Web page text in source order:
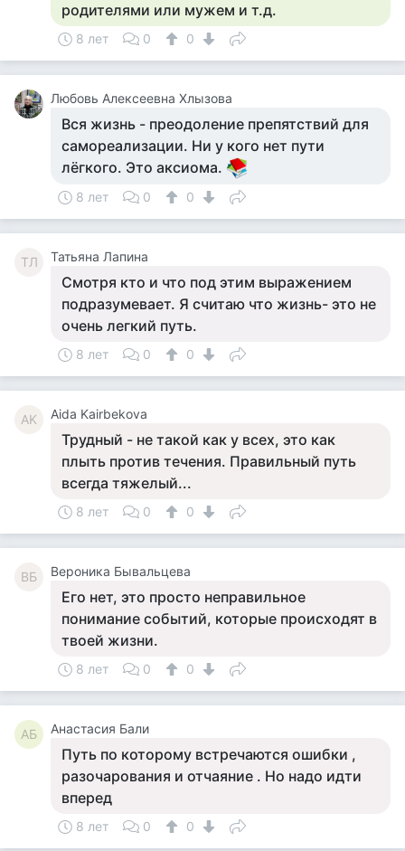
родителями или мужем и т.д.
8 лет 0 0
Любовь Алексеевна Хлызова
Вся жизнь - преодоление препятствий для
самореализации. Ни у кого нет пути
лёгкого. Это аксиома.
8 лет 0 0
ТЛ Татьяна Лапина
Смотря кто и что под этим выражением
подразумевает. Я считаю что жизнь- это не
очень легкий путь.
8 лет 0 0
AK Aida Kairbekova
Трудный - не такой как у всеx, это как
плыть против течения. Правильный путь
всегда тяжелый...
8 лет 0 0
ВБ Вероника Бывальцева
Его нет, это просто неправильное
понимание событий, которые происходят в
твоей жизни.
8 лет 0 0
АБ Анастасия Бали
Путь по которому встречаются ошибки ,
разочарования и отчаяние . Но надо идти
вперед
8 лет 0 0